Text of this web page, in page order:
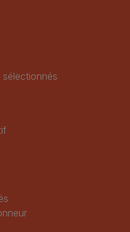
sélectionnés